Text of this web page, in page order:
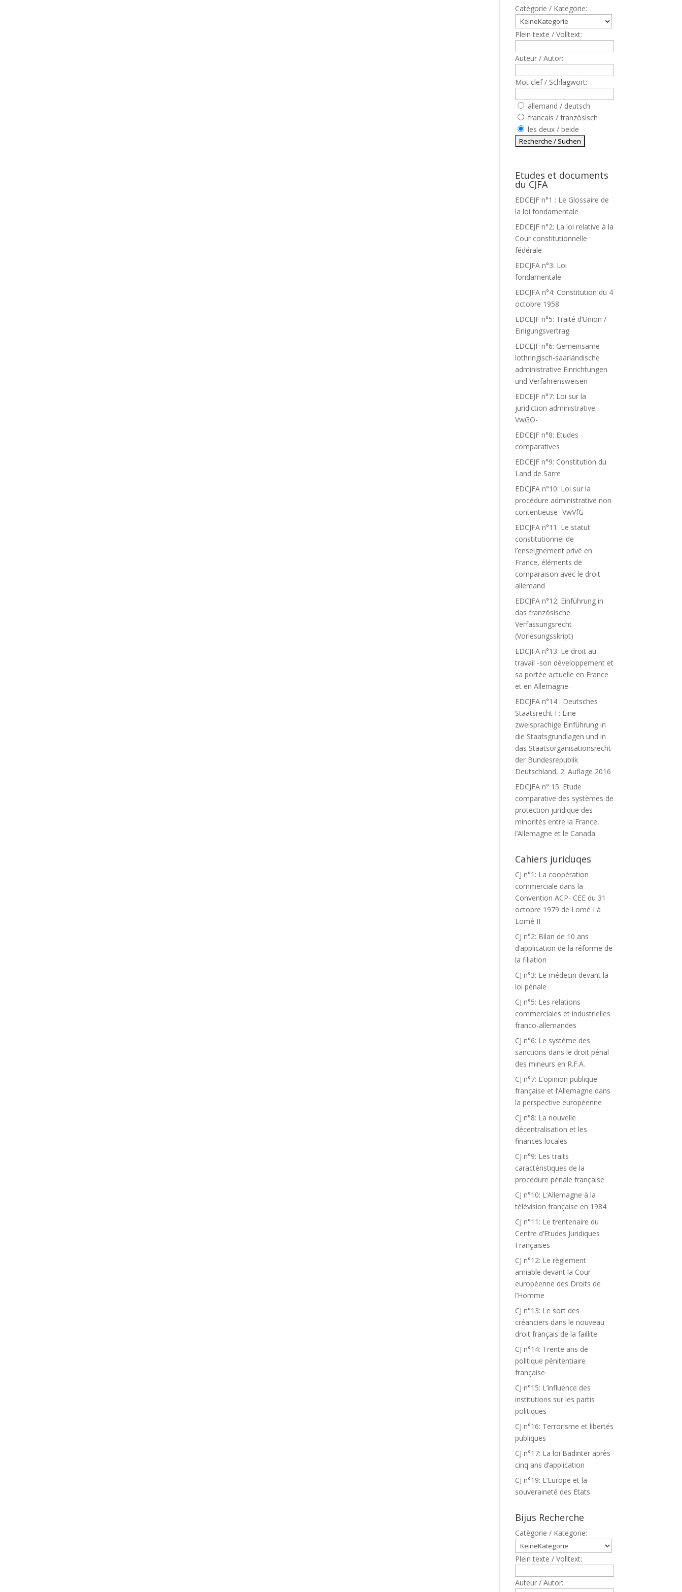
Catègorie / Kategorie:
Plein texte / Volltext:
Auteur / Autor:
Mot clef / Schlagwort:
allemand / deutsch
francais / französisch
les deux / beide
Etudes et documents
du CJFA
EDCEJF n°1 : Le Glossaire de
la loi fondamentale
EDCEJF n°2: La loi relative à la
Cour constitutionnelle
fédérale
EDCJFA n°3: Loi
fondamentale
EDCJFA n°4: Constitution du 4
octobre 1958
EDCEJF n°5: Traité d’Union /
Einigungsvertrag
EDCEJF n°6: Gemeinsame
lothringisch-saarländische
administrative Einrichtungen
und Verfahrensweisen
EDCEJF n°7: Loi sur la
juridiction administrative -
VwGO-
EDCEJF n°8: Etudes
comparatives
EDCEJF n°9: Constitution du
Land de Sarre
EDCJFA n°10: Loi sur la
procédure administrative non
contentieuse -VwVfG-
EDCJFA n°11: Le statut
constitutionnel de
l’enseignement privé en
France, éléments de
comparaison avec le droit
allemand
EDCJFA n°12: Einführung in
das französische
Verfassungsrecht
(Vorlesungsskript)
EDCJFA n°13: Le droit au
travail -son développement et
sa portée actuelle en France
et en Allemagne-
EDCJFA n°14 : Deutsches
Staatsrecht I : Eine
zweisprachige Einführung in
die Staatsgrundlagen und in
das Staatsorganisationsrecht
der Bundesrepublik
Deutschland, 2. Auflage 2016
EDCJFA n° 15: Etude
comparative des systèmes de
protection juridique des
minorités entre la France,
l’Allemagne et le Canada
Cahiers juriduqes
CJ n°1: La coopération
commerciale dans la
Convention ACP- CEE du 31
octobre 1979 de Lomé I à
Lomé II
CJ n°2: Bilan de 10 ans
d’application de la réforme de
la filiation
CJ n°3: Le médecin devant la
loi pénale
CJ n°5: Les relations
commerciales et industrielles
franco-allemandes
CJ n°6: Le système des
sanctions dans le droit pénal
des mineurs en R.F.A.
CJ n°7: L’opinion publique
française et l’Allemagne dans
la perspective européenne
CJ n°8: La nouvelle
décentralisation et les
finances locales
CJ n°9: Les traits
caractéristiques de la
procedure pénale française
CJ n°10: L’Allemagne à la
télévision française en 1984
CJ n°11: Le trentenaire du
Centre d’Etudes Juridiques
Françaises
CJ n°12: Le règlement
amiable devant la Cour
européenne des Droits de
l’Homme
CJ n°13: Le sort des
créanciers dans le nouveau
droit français de la faillite
CJ n°14: Trente ans de
politique pénitentiaire
française
CJ n°15: L’influence des
institutions sur les partis
politiques
CJ n°16: Terrorisme et libertés
publiques
CJ n°17: La loi Badinter après
cinq ans d’application
CJ n°19: L’Europe et la
souveraineté des Etats
Bijus Recherche
Catègorie / Kategorie:
Plein texte / Volltext:
Auteur / Autor: